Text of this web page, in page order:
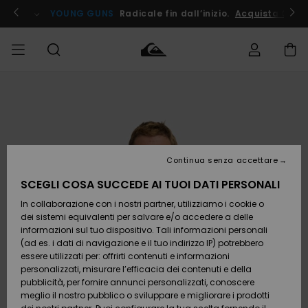
informazioni
prodotto
! YOUNG GUNS Radicale fin dall’inizio. Acquista Ora
Accessori
Calzature
e
infradito
Surf /
Acqua
Accessori
Calzature
e
infradito
Surf /
Acqua
Nuovi
Da
Scoprire
Snow
SURF
Highlights
Comunità
SNOW
Uomo
Shop
Snow
Shop
Donna
OUTLET
Outlet
Donna
Spedizione
Pagamento
Buono regalo
Quiksilver
Freedom
SCEGLI COSA SUCCEDE AI TUOI DATI PERSONALI
In collaborazione con i nostri partner, utilizziamo i cookie o
dei sistemi equivalenti per salvare e/o accedere a delle
informazioni sul tuo dispositivo. Tali informazioni personali
(ad es. i dati di navigazione e il tuo indirizzo IP) potrebbero
essere utilizzati per: offrirti contenuti e informazioni
personalizzati, misurare l’efficacia dei contenuti e della
pubblicità, per fornire annunci personalizzati, conoscere
meglio il nostro pubblico o sviluppare e migliorare i prodotti
Continua senza accettare